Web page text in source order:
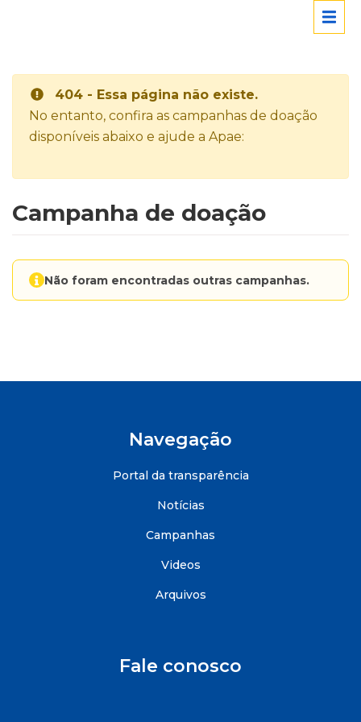
404 - Essa página não existe.
No entanto, confira as campanhas de doação
disponíveis abaixo e ajude a Apae:
Campanha de doação
Não foram encontradas outras campanhas.
Navegação
Portal da transparência
Notícias
Campanhas
Videos
Arquivos
Fale conosco